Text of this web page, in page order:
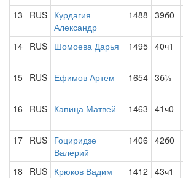
13 RUS Курдагия
Александр
1488 39б0
14 RUS Шомоева Дарья 1495 40ч1
15 RUS Ефимов Артем 1654 3б½
16 RUS Капица Матвей 1463 41ч0
17 RUS Гоциридзе
Валерий
1406 42б0
18 RUS Крюков Вадим 1412 43ч1